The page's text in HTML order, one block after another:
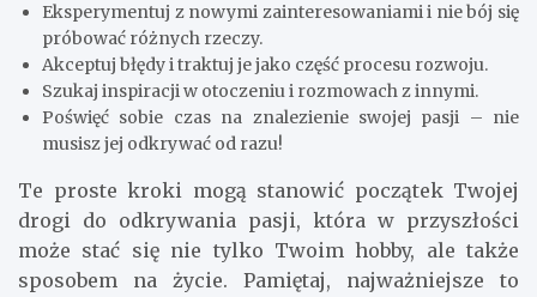
Eksperymentuj z nowymi zainteresowaniami i nie bój się
próbować różnych rzeczy.
Akceptuj błędy i traktuj je jako część procesu rozwoju.
Szukaj inspiracji w otoczeniu i rozmowach z innymi.
Poświęć sobie czas na znalezienie swojej pasji – nie
musisz jej odkrywać od razu!
Te proste kroki mogą stanowić początek Twojej
drogi do odkrywania pasji, która w przyszłości
może stać się nie tylko Twoim hobby, ale także
sposobem na życie. Pamiętaj, najważniejsze to